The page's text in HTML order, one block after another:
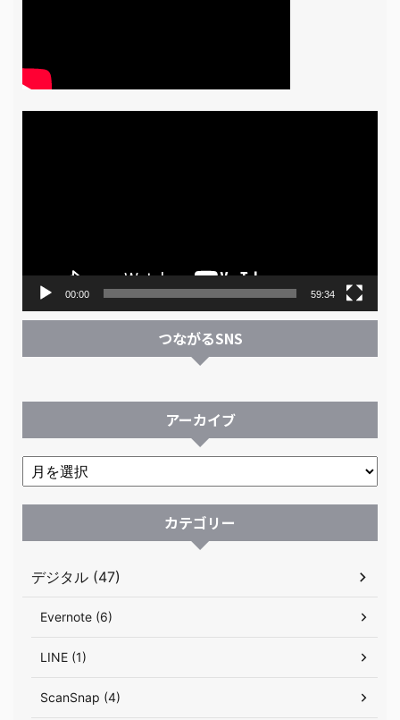
00:00 59:34
つながるSNS
アーカイブ
カテゴリー
デジタル (47)
Evernote (6)
LINE (1)
ScanSnap (4)